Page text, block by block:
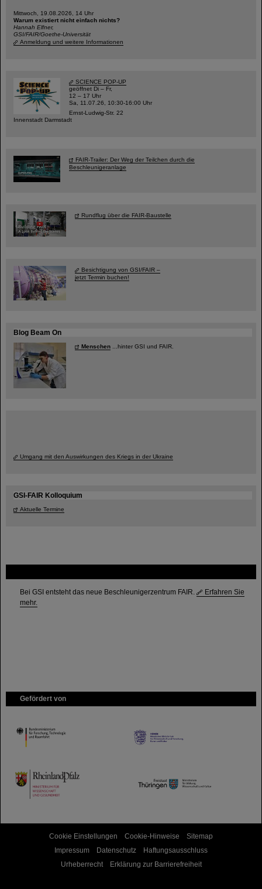
Bei GSI entsteht das neue Beschleunigerzentrum FAIR.
Erfahren Sie
mehr.
Gefördert von
HMWK
TMWWDG
Mittwoch, 19.08.2026, 14 Uhr
Warum existiert nicht einfach nichts?
Hannah Elfner,
GSI/FAIR/Goethe-Universität
Anmeldung und weitere Informationen
SCIENCE POP-UP
geöffnet Di – Fr,
12 – 17 Uhr
Sa, 11.07.26, 10:30-16:00 Uhr
Ernst-Ludwig-Str. 22
Innenstadt Darmstadt
FAIR-Trailer: Der Weg der Teilchen durch die
Beschleunigeranlage
Rundflug über die FAIR-Baustelle
Besichtigung von GSI/FAIR –
jetzt Termin buchen!
Blog Beam On
Menschen ...hinter GSI und FAIR.
Umgang mit den Auswirkungen des Kriegs in der Ukraine
GSI-FAIR Kolloquium
Aktuelle Termine
Cookie Einstellungen Cookie-Hinweise
Sitemap
Impressum
Datenschutz
Haftungsausschluss
Urheberrecht
Erklärung zur Barrierefreiheit